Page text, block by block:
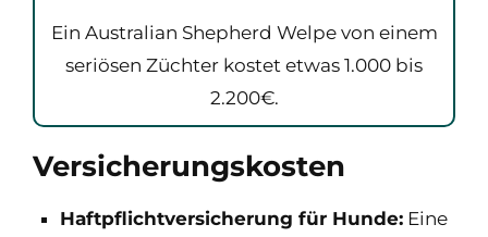
Ein Australian Shepherd Welpe von einem
seriösen Züchter kostet etwas 1.000 bis
2.200€.
Versicherungskosten
Haftpflichtversicherung für Hunde: Eine